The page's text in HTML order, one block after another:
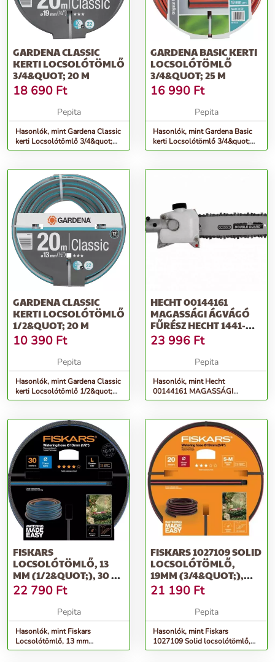
GARDENA CLASSIC
KERTI LOCSOLÓTÖMLŐ
3/4&QUOT; 20 M
18 690 Ft
Pepita
Hasonlók, mint Gardena Classic
kerti Locsolótömlő 3/4&quot;
20 M
GARDENA BASIC KERTI
LOCSOLÓTÖMLŐ
3/4&QUOT; 25 M
16 990 Ft
Pepita
Hasonlók, mint Gardena Basic
kerti Locsolótömlő 3/4&quot;
25 M
GARDENA CLASSIC
KERTI LOCSOLÓTÖMLŐ
1/2&QUOT; 20 M
10 390 Ft
Pepita
Hasonlók, mint Gardena Classic
kerti Locsolótömlő 1/2&quot;
20 M
HECHT 00144161
MAGASSÁGI ÁGVÁGÓ
FŰRÉSZ HECHT 1441-
HEZ
23 996 Ft
Pepita
Hasonlók, mint Hecht
00144161 MAGASSÁGI
ÁGVÁGÓ FŰRÉSZ Hecht 1441-
FISKARS
LOCSOLÓTÖMLŐ, 13
MM (1/2&QUOT;), 30 M
Q4
22 790 Ft
Pepita
Hasonlók, mint Fiskars
Locsolótömlő, 13 mm
(1/2&quot;), 30 m Q4
FISKARS 1027109 SOLID
LOCSOLÓTÖMLŐ,
19MM (3/4&QUOT;),
20M
21 190 Ft
Pepita
Hasonlók, mint Fiskars
1027109 Solid locsolótömlő,
19mm (3/4&quot;), 20m